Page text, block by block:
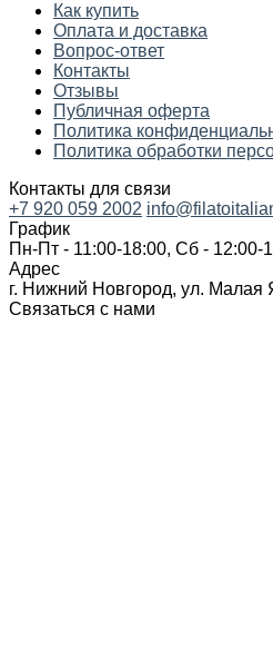
Как купить
Оплата и доставка
Вопрос-ответ
Контакты
Отзывы
Публичная оферта
Политика
Политика обработки
Контакты для связи
+7 920 059 2002
График
Пн-Пт - 11:00-18:00, Сб - 12:00-
Адрес
г. Нижний Новгород, ул. Малая
Связаться с нами